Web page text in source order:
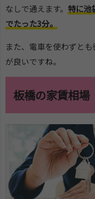
なしで通えます。 特に池
でたった3分。
また、電車を使わずと
が良いですね。
板橋の家賃相場